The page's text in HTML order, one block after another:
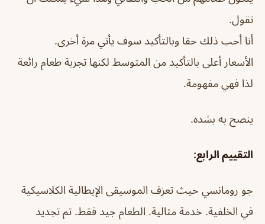
تقول.
أنا أحب ذلك حقا وبالتأكيد سوف يأتي مرة أخرى.
الأسعار أعلى بالتأكيد من المتوسط ​​لكنها تجربة طعام رائعة
لذا فهي مفهومة.
ينصح به بشده.
التقييم الرابع:
جو رومانسي حيث تعزف الموسيقى الإيطالية الكلاسيكية
في الخلفية. خدمة مثالية. الطعام جيد فقط. تم تجديد